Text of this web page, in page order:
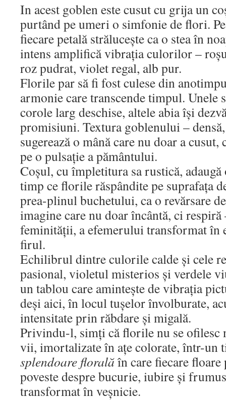
In acest goblen este cusut cu grija un
purtând pe umeri o simfonie de flori.
fiecare petală strălucește ca o stea în
intens amplifică vibrația culorilor –
roz pudrat, violet regal, alb pur.
Florile par să fi fost culese din
armonie care transcende timpul.
corole larg deschise, altele abia își
promisiuni. Textura goblenului –
sugerează o mână care nu doar a
pe o pulsație a pământului.
Coșul, cu împletitura sa rustică,
timp ce florile răspândite pe suprafața
prea-plinul buchetului, ca o revărsare
imagine care nu doar încântă, ci
feminității, a efemerului transformat în
firul.
Echilibrul dintre culorile calde și cele
pasional, violetul misterios și verdele
un tablou care amintește de vibrația
deși aici, în locul tușelor învolburate,
intensitate prin răbdare și migală.
Privindu-l, simți că florile nu se ofilesc
vii, imortalizate în ațe colorate, într-un
splendoare floralăîn care fiecare floare
poveste despre bucurie, iubire și
transformat în veșnicie.